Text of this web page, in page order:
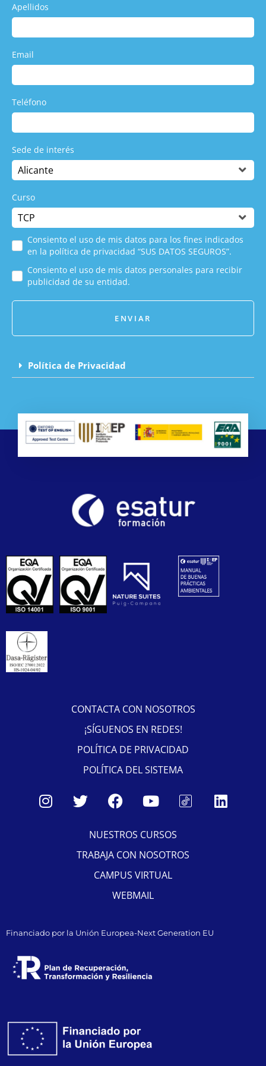
Apellidos
Email
Teléfono
Sede de interés
Curso
Consiento el uso de mis datos para los fines indicados
en la política de privacidad “SUS DATOS SEGUROS”.
Consiento el uso de mis datos personales para recibir
publicidad de su entidad.
ENVIAR
Política de Privacidad
CONTACTA CON NOSOTROS
¡SÍGUENOS EN REDES!
POLÍTICA DE PRIVACIDAD
POLÍTICA DEL SISTEMA
NUESTROS CURSOS
TRABAJA CON NOSOTROS
CAMPUS VIRTUAL
WEBMAIL
Financiado por la Unión Europea-Next Generation EU